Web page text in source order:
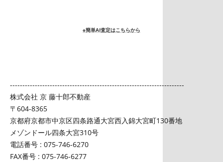
※簡単AI査定はこちらから
----------------------------------------------------------------------
株式会社 京 藤十郎不動産
〒604-8365
京都府京都市中京区四条路通大宮西入錦大宮町130番地
メゾンドール四条大宮310号
電話番号 : 075-746-6270
FAX番号 : 075-746-6277